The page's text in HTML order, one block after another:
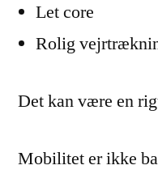
Let core
Rolig
Det kan være en
Mobilitet er ikke